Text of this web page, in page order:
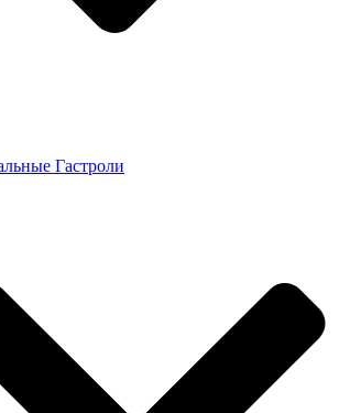
Гастроли